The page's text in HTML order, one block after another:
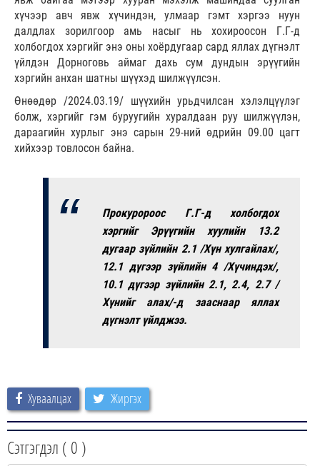
хүчээр авч явж хүчиндэн, улмаар гэмт хэргээ нуун
далдлах зорилгоор амь насыг нь хохироосон Г.Г-д
холбогдох хэргийг энэ оны хоёрдугаар сард яллах дүгнэлт
үйлдэн Дорноговь аймаг дахь сум дундын эрүүгийн
хэргийн анхан шатны шүүхэд шилжүүлсэн.
Өнөөдөр /2024.03.19/ шүүхийн урьдчилсан хэлэлцүүлэг
болж, хэргийг гэм буруугийн хуралдаан руу шилжүүлэн,
дараагийн хурлыг энэ сарын 29-ний өдрийн 09.00 цагт
хийхээр товлосон байна.
Прокуророос Г.Г-д холбогдох
хэргийг Эрүүгийн хуулийн 13.2
дугаар зүйлийн 2.1 /Хүн хулгайлах/,
12.1 дүгээр зүйлийн 4 /Хүчиндэх/,
10.1 дүгээр зүйлийн 2.1, 2.4, 2.7 /
Хүнийг алах/-д зааснаар яллах
дүгнэлт үйлджээ.
Хуваалцах Жиргэх
Сэтгэгдэл ( 0 )